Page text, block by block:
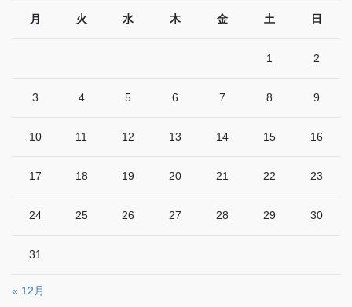
月 火 水 木 金 土 日
1 2
3 4 5 6 7 8 9
10 11 12 13 14 15 16
17 18 19 20 21 22 23
24 25 26 27 28 29 30
31
« 12月